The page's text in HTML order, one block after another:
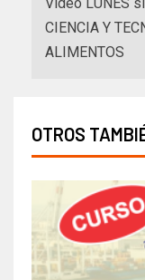
CIENCIA Y
ALIMENTOS
OTROS